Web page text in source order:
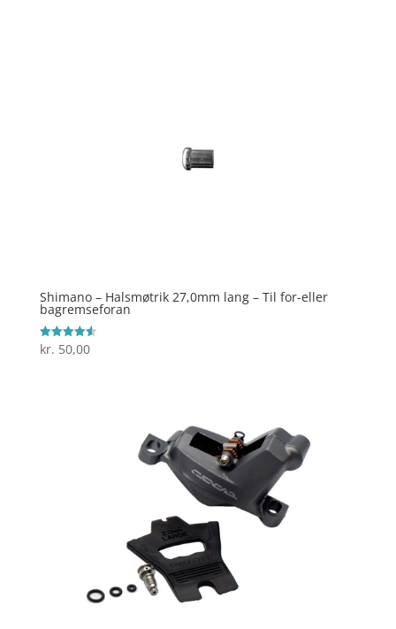
Shimano – Halsmøtrik 27,0mm lang – Til for-eller
bagremseforan
Vurderet
4.6
kr. 50,00